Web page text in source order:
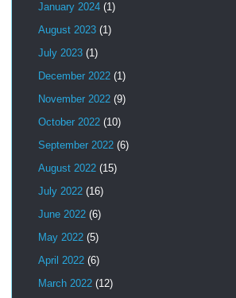
January 2024 (1)
August 2023 (1)
July 2023 (1)
December 2022 (1)
November 2022 (9)
October 2022 (10)
September 2022 (6)
August 2022 (15)
July 2022 (16)
June 2022 (6)
May 2022 (5)
April 2022 (6)
March 2022 (12)